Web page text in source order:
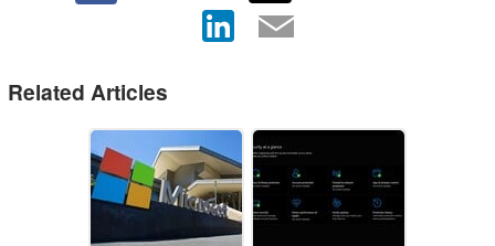
Related Articles